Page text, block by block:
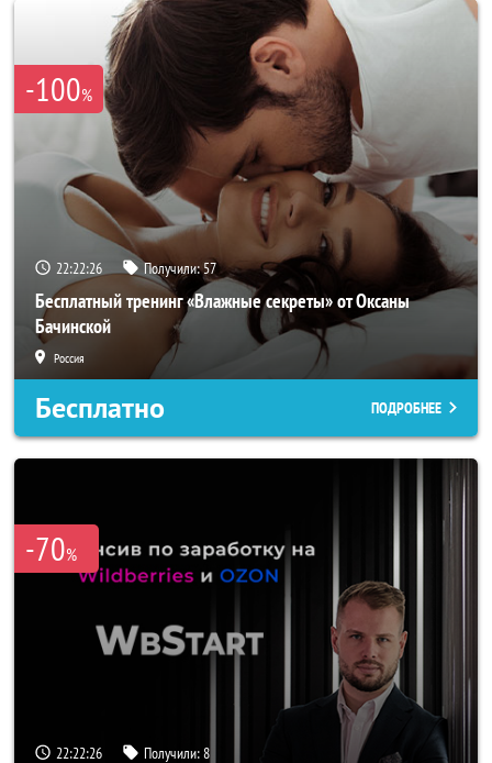
-100%
22:22:23 Получили:57
Бесплатный тренинг «Влажные секреты» от Оксаны
Бачинской
Россия
Бесплатно ПОДРОБНЕЕ
-70%
22:22:23 Получили:8